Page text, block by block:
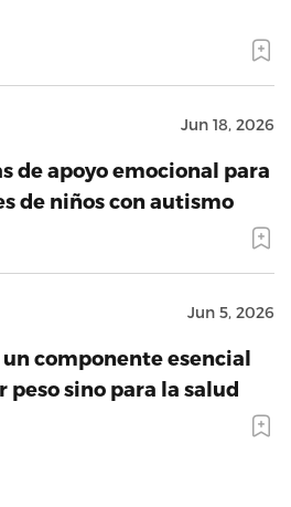
Jun 18, 2026
de apoyo emocional para
de niños con autismo
Jun 5, 2026
componente esencial
peso sino para la salud